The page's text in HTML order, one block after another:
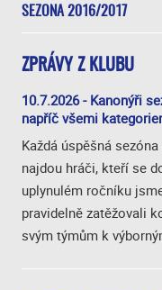
SEZONA 2016/2017
ZPRÁVY Z KLUBU
10.7.2026 - Kanonýři
napříč všemi
Každá úspěšná
najdou hráči, kteří se
uplynulém ročníku
pravidelně zatěžovali
svým týmům k